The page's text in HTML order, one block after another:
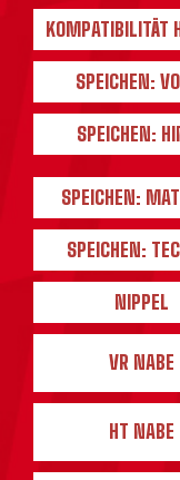
KOMPATIBILITÄT
SPEICHEN:
SPEICHEN:
SPEICHEN:
SPEICHEN:
NIPPEL
VR NABE
HT NABE